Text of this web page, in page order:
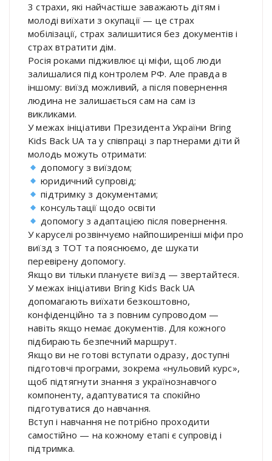
3 страхи, які найчастіше заважають дітям і
молоді виїхати з окупації — це страх
мобілізації, страх залишитися без документів і
страх втратити дім.
Росія роками підживлює ці міфи, щоб люди
залишалися під контролем РФ. Але правда в
іншому: виїзд можливий, а після повернення
людина не залишається сам на сам із
викликами.
У межах ініціативи Президента України Bring
Kids Back UA та у співпраці з партнерами діти й
молодь можуть отримати:
допомогу з виїздом;
юридичний супровід;
підтримку з документами;
консультації щодо освіти
допомогу з адаптацією після повернення.
У каруселі розвінчуємо найпоширеніші міфи про
виїзд з ТОТ та пояснюємо, де шукати
перевірену допомогу.
Якщо ви тільки плануєте виїзд — звертайтеся.
У межах ініціативи Bring Kids Back UA
допомагають виїхати безкоштовно,
конфіденційно та з повним супроводом —
навіть якщо немає документів. Для кожного
підбирають безпечний маршрут.
Якщо ви не готові вступати одразу, доступні
підготовчі програми, зокрема «нульовий курс»,
щоб підтягнути знання з українознавчого
компоненту, адаптуватися та спокійно
підготуватися до навчання.
Вступ і навчання не потрібно проходити
самостійно — на кожному етапі є супровід і
підтримка.